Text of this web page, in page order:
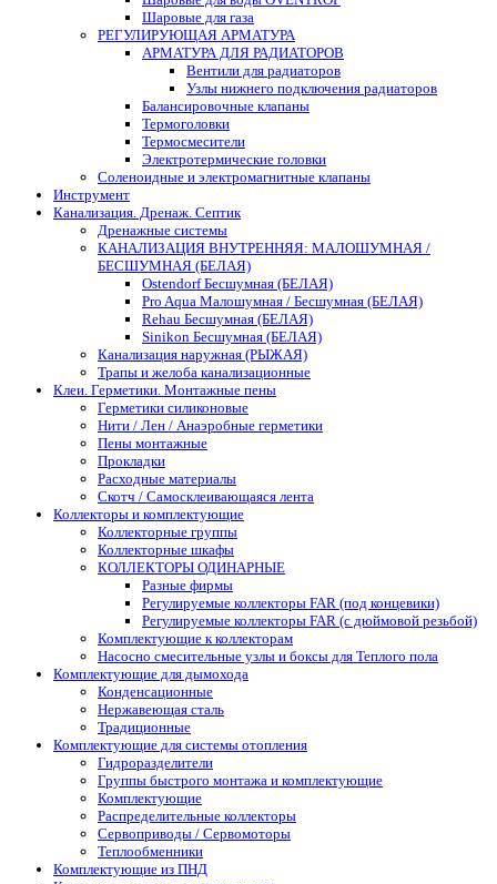
Шаровые для газа
РЕГУЛИРУЮЩАЯ АРМАТУРА
АРМАТУРА ДЛЯ РАДИАТОРОВ
Вентили для радиаторов
Узлы нижнего подключения радиаторов
Балансировочные клапаны
Термоголовки
Термосмесители
Электротермические головки
Соленоидные и электромагнитные клапаны
Инструмент
Канализация. Дренаж. Септик
Дренажные системы
КАНАЛИЗАЦИЯ ВНУТРЕННЯЯ: МАЛОШУМНАЯ /
БЕСШУМНАЯ (БЕЛАЯ)
Ostendorf Бесшумная (БЕЛАЯ)
Pro Aqua Малошумная / Бесшумная (БЕЛАЯ)
Rehau Бесшумная (БЕЛАЯ)
Sinikon Бесшумная (БЕЛАЯ)
Канализация наружная (РЫЖАЯ)
Трапы и желоба канализационные
Клеи. Герметики. Монтажные пены
Герметики силиконовые
Нити / Лен / Анаэробные герметики
Пены монтажные
Прокладки
Расходные материалы
Скотч / Самосклеивающаяся лента
Коллекторы и комплектующие
Коллекторные группы
Коллекторные шкафы
КОЛЛЕКТОРЫ ОДИНАРНЫЕ
Разные фирмы
Регулируемые коллекторы FAR (под концевики)
Регулируемые коллекторы FAR (с дюймовой резьбой)
Комплектующие к коллекторам
Насосно смесительные узлы и боксы для Теплого пола
Комплектующие для дымохода
Конденсационные
Нержавеющая сталь
Традиционные
Комплектующие для системы отопления
Гидроразделители
Группы быстрого монтажа и комплектующие
Комплектующие
Распределительные коллекторы
Сервоприводы / Сервомоторы
Теплообменники
Комплектующие из ПНД